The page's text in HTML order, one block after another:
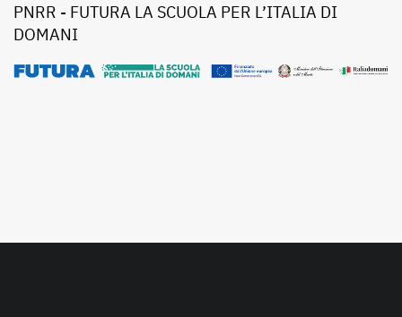
PNRR - FUTURA LA SCUOLA PER L’ITALIA DI
DOMANI